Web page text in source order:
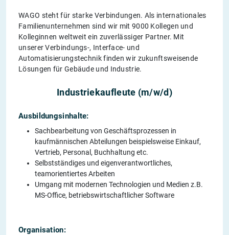
WAGO steht für starke Verbindungen. Als internationales
Familienunternehmen sind wir mit 9000 Kollegen und
Kolleginnen weltweit ein zuverlässiger Partner. Mit
unserer Verbindungs-, Interface- und
Automatisierungstechnik finden wir zukunftsweisende
Lösungen für Gebäude und Industrie.
Industriekaufleute (m/w/d)
Ausbildungsinhalte:
Sachbearbeitung von Geschäftsprozessen in
kaufmännischen Abteilungen beispielsweise Einkauf,
Vertrieb, Personal, Buchhaltung etc.
Selbstständiges und eigenverantwortliches,
teamorientiertes Arbeiten
Umgang mit modernen Technologien und Medien z.B.
MS-Office, betriebswirtschaftlicher Software
Organisation: